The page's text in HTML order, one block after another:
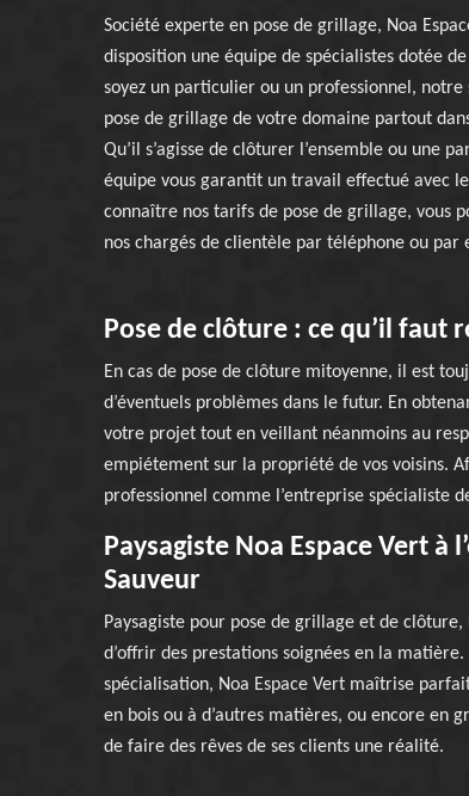
Société experte en pose de grillage, Noa
disposition une équipe de spécialistes dotée
soyez un particulier ou un professionnel,
pose de grillage de votre domaine partout
Qu’il s’agisse de clôturer l’ensemble ou une
équipe vous garantit un travail effectué avec
connaître nos tarifs de pose de grillage, vous
nos chargés de clientèle par téléphone ou par
Pose de clôture : ce qu’il faut
En cas de pose de clôture mitoyenne, il est
d’éventuels problèmes dans le futur. En
votre projet tout en veillant néanmoins au
empiétement sur la propriété de vos voisins.
professionnel comme l’entreprise spécialiste
Paysagiste Noa Espace Vert à
Sauveur
Paysagiste pour pose de grillage et de clôture,
d’offrir des prestations soignées en la
spécialisation, Noa Espace Vert maîtrise
en bois ou à d’autres matières, ou encore en
de faire des rêves de ses clients une réalité.